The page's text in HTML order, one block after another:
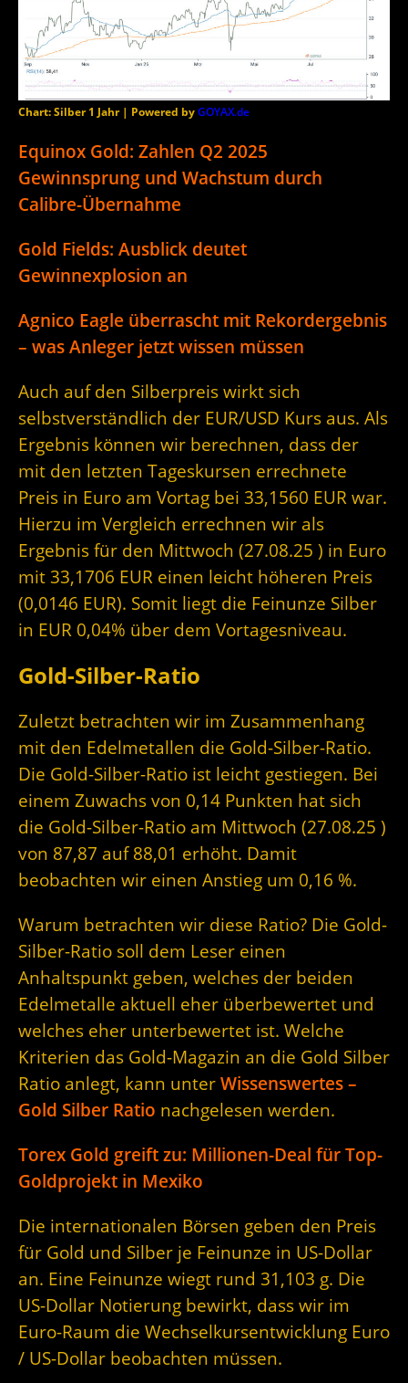
Chart: Silber 1 Jahr | Powered byGOYAX.de
Equinox Gold: Zahlen Q2 2025
Gewinnsprung und Wachstum durch
Calibre-Übernahme
Gold Fields: Ausblick deutet
Gewinnexplosion an
Agnico Eagle überrascht mit Rekordergebnis
– was Anleger jetzt wissen müssen
Auch auf den Silberpreis wirkt sich
selbstverständlich der EUR/USD Kurs aus. Als
Ergebnis können wir berechnen, dass der
mit den letzten Tageskursen errechnete
Preis in Euro am Vortag bei 33,1560 EUR war.
Hierzu im Vergleich errechnen wir als
Ergebnis für den Mittwoch (27.08.25 ) in Euro
mit 33,1706 EUR einen leicht höheren Preis
(0,0146 EUR). Somit liegt die Feinunze Silber
in EUR 0,04% über dem Vortagesniveau.
Gold-Silber-Ratio
Zuletzt betrachten wir im Zusammenhang
mit den Edelmetallen die Gold-Silber-Ratio.
Die Gold-Silber-Ratio ist leicht gestiegen. Bei
einem Zuwachs von 0,14 Punkten hat sich
die Gold-Silber-Ratio am Mittwoch (27.08.25 )
von 87,87 auf 88,01 erhöht. Damit
beobachten wir einen Anstieg um 0,16 %.
Warum betrachten wir diese Ratio? Die Gold-
Silber-Ratio soll dem Leser einen
Anhaltspunkt geben, welches der beiden
Edelmetalle aktuell eher überbewertet und
welches eher unterbewertet ist. Welche
Kriterien das Gold-Magazin an die Gold Silber
Ratio anlegt, kann unter Wissenswertes –
Gold Silber Ratio nachgelesen werden.
Torex Gold greift zu: Millionen-Deal für Top-
Goldprojekt in Mexiko
Die internationalen Börsen geben den Preis
für Gold und Silber je Feinunze in US-Dollar
an. Eine Feinunze wiegt rund 31,103 g. Die
US-Dollar Notierung bewirkt, dass wir im
Euro-Raum die Wechselkursentwicklung Euro
/ US-Dollar beobachten müssen.